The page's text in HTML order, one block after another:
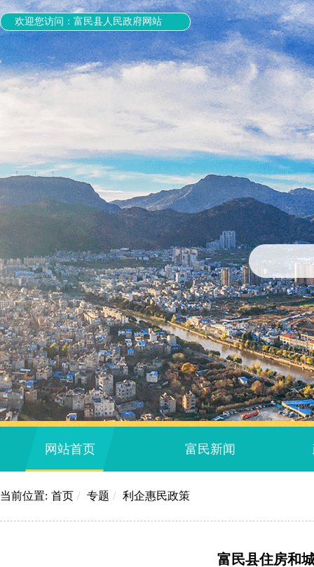
欢迎您访问：富民县人民政府网站
网站首页 富民新闻
当前位置: 首页 / 专题 / 利企惠民政策
富民县住房和